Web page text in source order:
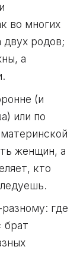
во многих
родов;
а
(и
или по
женщин, а
кто
где
брат